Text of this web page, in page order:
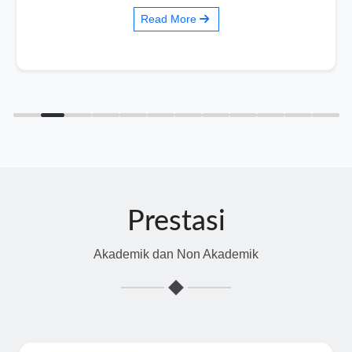
Read More
Prestasi
Akademik dan Non Akademik